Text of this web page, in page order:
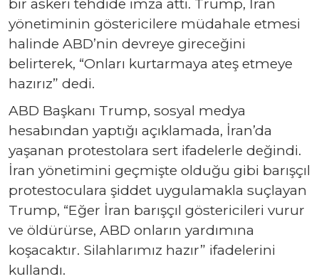
yönetiminin göstericilere müdahale etmesi
halinde ABD’nin devreye gireceğini
belirterek, “Onları kurtarmaya ateş etmeye
hazırız” dedi.
ABD Başkanı Trump, sosyal medya
hesabından yaptığı açıklamada, İran’da
yaşanan protestolara sert ifadelerle değindi.
İran yönetimini geçmişte olduğu gibi barışçıl
protestoculara şiddet uygulamakla suçlayan
Trump, “Eğer İran barışçıl göstericileri vurur
ve öldürürse, ABD onların yardımına
koşacaktır. Silahlarımız hazır” ifadelerini
kullandı.